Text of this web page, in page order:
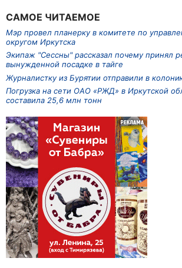
САМОЕ ЧИТАЕМОЕ
Мэр провел планерку в комитете по
округом Иркутска
Экипаж "Сессны" рассказал почему принял
вынужденной посадке в тайге
Журналистку из Бурятии отправили в
Погрузка на сети ОАО «РЖД» в Иркутской
составила 25,6 млн тонн